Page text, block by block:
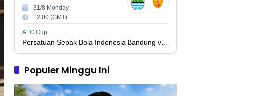
1
2
6 17
3
1
4
Persatuan Sepakbola Makassar 34
1
6
Persis Solo 8 16 34
31/8 Monday
12:00 (GMT)
AFC Cup
Populer Minggu Ini